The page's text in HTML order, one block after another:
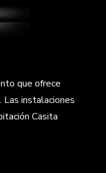
que ofrece
instalaciones
Casita